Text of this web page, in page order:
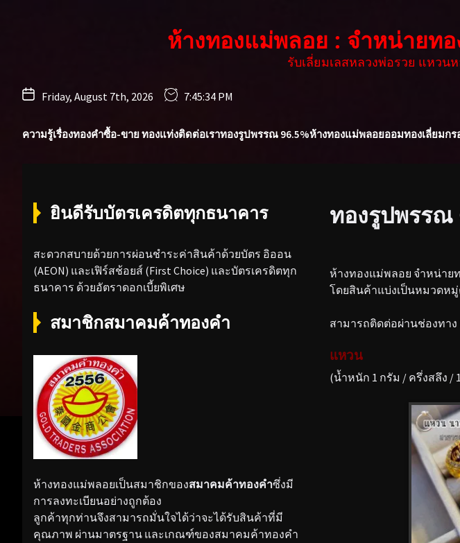
ห้างทองแม่พลอย : จำหน่ายท
รับเลี่ยมเลสหลวงพ่อรวย แหวน
Friday, August 7th, 2026 7:45:35 PM
ความรู้เรื่องทองคำซื้อ-ขาย ทองแท่งติดต่อเราทองรูปพรรณ 96.5%ห้างทองแม่พลอยออมทองเลี่ยมก
ทองรูปพรร
ห้างทองแม่พลอย จำหน่าย
โดยสินค้าแบ่งเป็นหมวดหมู่
สามารถติดต่อผ่านช่องทาง
แหวน
(น้ำหนัก 1 กรัม / ครึ่งสลึง /
ยินดีรับบัตรเครดิตทุกธนาคาร
สะดวกสบายด้วยการผ่อนชำระค่าสินค้าด้วยบัตร อิออน
(AEON) และเฟิร์สช้อยส์ (First Choice) และบัตรเครดิตทุก
ธนาคาร ด้วยอัตราดอกเบี้ยพิเศษ
สมาชิกสมาคมค้าทองคำ
ห้างทองแม่พลอยเป็นสมาชิกของสมาคมค้าทองคำซึ่งมี
การลงทะเบียนอย่างถูกต้อง
ลูกค้าทุกท่านจึงสามารถมั่นใจได้ว่าจะได้รับสินค้าที่มี
คุณภาพ ผ่านมาตรฐาน และเกณฑ์ของสมาคมค้าทองคำ